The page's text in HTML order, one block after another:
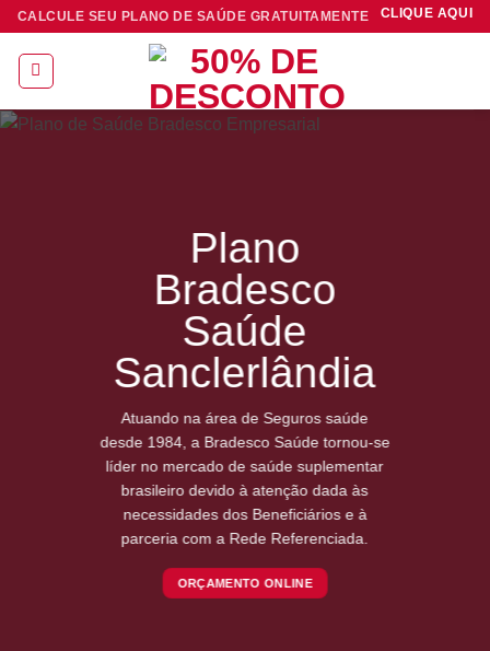
Skip
content
CALCULE SEU PLANO DE SAÚDE GRATUITAMENTE CLIQUE AQUI
Plano
Bradesco
Saúde
Sanclerlândia
Atuando na área de Seguros saúde
desde 1984, a Bradesco Saúde tornou-se
líder no mercado de saúde suplementar
brasileiro devido à atenção dada às
necessidades dos Beneficiários e à
parceria com a Rede Referenciada.
ORÇAMENTO ONLINE